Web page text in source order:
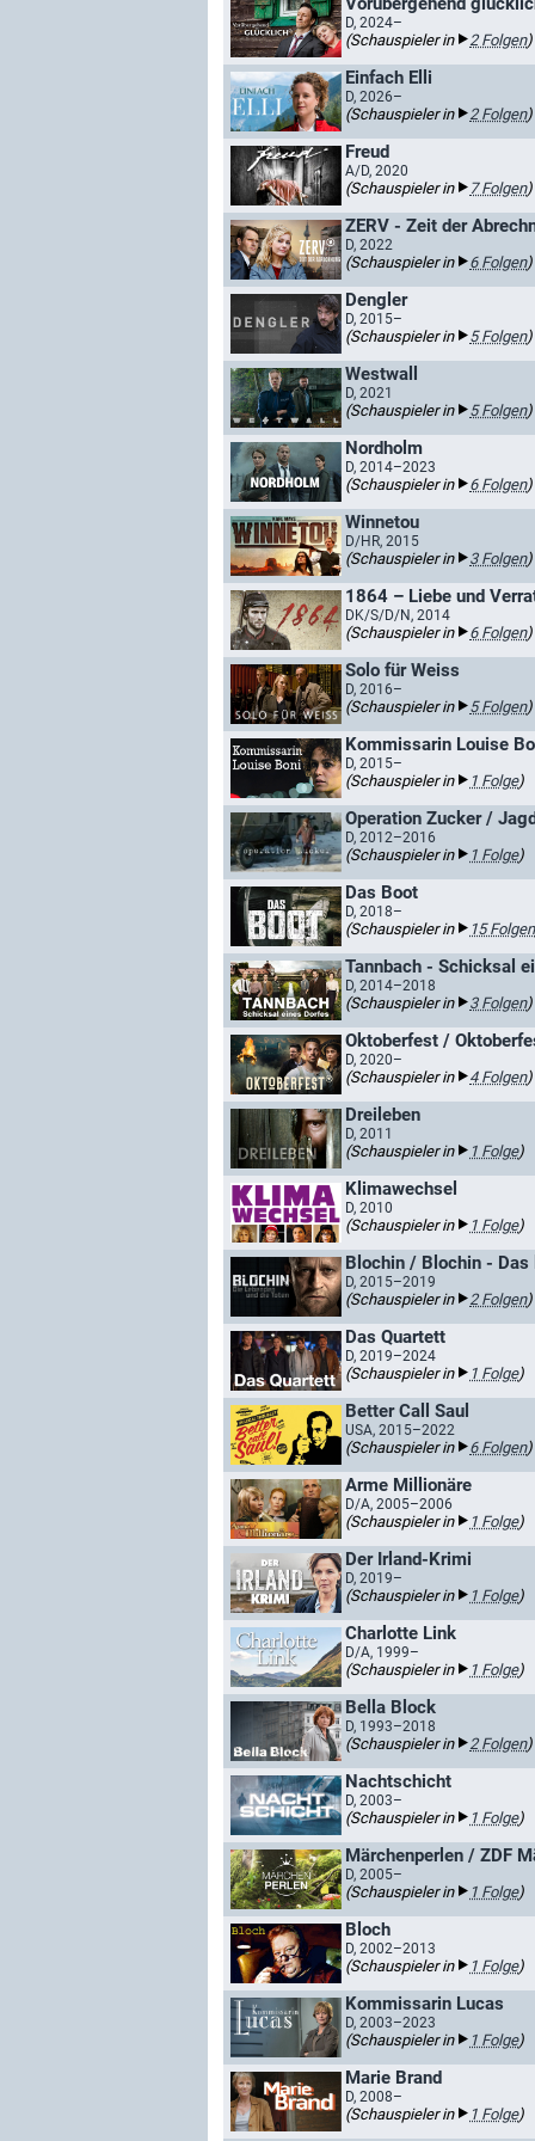
D, 2024–
(Schauspieler in 2 Folgen)
Einfach Elli
D, 2026–
(Schauspieler in 2 Folgen)
Freud
A/D, 2020
(Schauspieler in 7 Folgen)
ZERV - Zeit der
D, 2022
(Schauspieler in 6 Folgen)
Dengler
D, 2015–
(Schauspieler in 5 Folgen)
Westwall
D, 2021
(Schauspieler in 5 Folgen)
Nordholm
D, 2014–2023
(Schauspieler in 6 Folgen)
Winnetou
D/HR, 2015
(Schauspieler in 3 Folgen)
1864 – Liebe und
DK/S/D/N, 2014
(Schauspieler in 6 Folgen)
Solo für Weiss
D, 2016–
(Schauspieler in 5 Folgen)
Kommissarin Louise
D, 2015–
(Schauspieler in 1 Folge)
Operation Zucker /
D, 2012–2016
(Schauspieler in 1 Folge)
Das Boot
D, 2018–
(Schauspieler in 15 Folgen
Tannbach - Schicksal
D, 2014–2018
(Schauspieler in 3 Folgen)
Oktoberfest /
D, 2020–
(Schauspieler in 4 Folgen)
Dreileben
D, 2011
(Schauspieler in 1 Folge)
Klimawechsel
D, 2010
(Schauspieler in 1 Folge)
Blochin / Blochin - Das
D, 2015–2019
(Schauspieler in 2 Folgen)
Das Quartett
D, 2019–2024
(Schauspieler in 1 Folge)
Better Call Saul
USA, 2015–2022
(Schauspieler in 6 Folgen)
Arme Millionäre
D/A, 2005–2006
(Schauspieler in 1 Folge)
Der Irland-Krimi
D, 2019–
(Schauspieler in 1 Folge)
Charlotte Link
D/A, 1999–
(Schauspieler in 1 Folge)
Bella Block
D, 1993–2018
(Schauspieler in 2 Folgen)
Nachtschicht
D, 2003–
(Schauspieler in 1 Folge)
Märchenperlen / ZDF
D, 2005–
(Schauspieler in 1 Folge)
Bloch
D, 2002–2013
(Schauspieler in 1 Folge)
Kommissarin Lucas
D, 2003–2023
(Schauspieler in 1 Folge)
Marie Brand
D, 2008–
(Schauspieler in 1 Folge)